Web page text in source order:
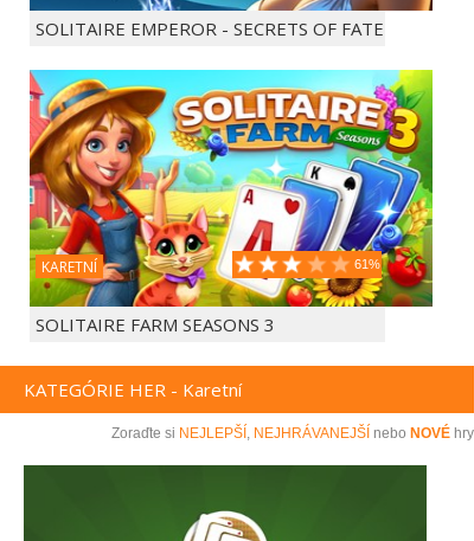
SOLITAIRE EMPEROR - SECRETS OF FATE
KARETNÍ 61%
SOLITAIRE FARM SEASONS 3
KATEGÓRIE HER - Karetní
Zoraďte si NEJLEPŠÍ , NEJHRÁVANEJŠÍ nebo NOVÉ hry